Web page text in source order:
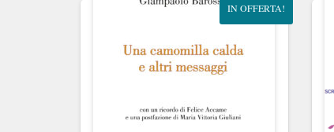
IN OFFERTA!